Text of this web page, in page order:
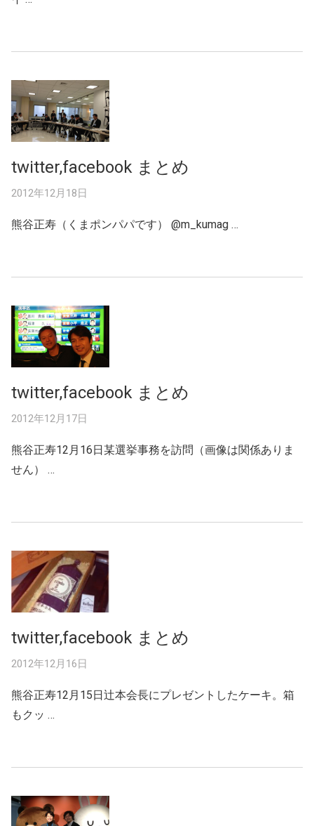
twitter,facebook まとめ
2012年12月18日
熊谷正寿（くまポンパパです） ‏@m_kumag …
twitter,facebook まとめ
2012年12月17日
熊谷正寿12月16日某選挙事務を訪問（画像は関係ありま
せん） …
twitter,facebook まとめ
2012年12月16日
熊谷正寿12月15日辻本会長にプレゼントしたケーキ。箱
もクッ …